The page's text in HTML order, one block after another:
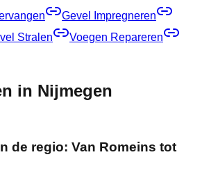
Gevel Impregneren
Stralen
Voegen Repareren
in Nijmegen
de regio: Van Romeins tot